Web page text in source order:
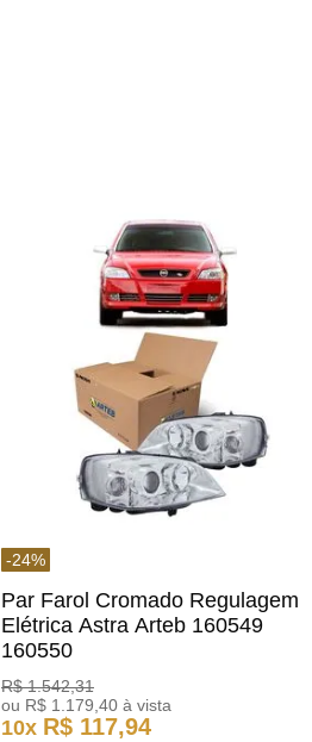
-24%
Par Farol Cromado Regulagem
Elétrica Astra Arteb 160549
160550
R$ 1.542,31
ou R$ 1 179 ,40 à vista
10x R$ 117,94